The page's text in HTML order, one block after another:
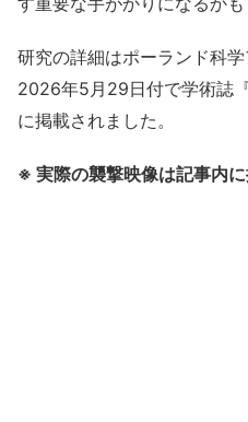
研究の詳細はポーランド科学
2026年5月29日付で学術誌
に掲載されました。
※ 実際の襲撃映像は記事内に